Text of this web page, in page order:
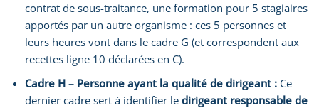
contrat de sous-traitance, une formation pour 5 stagiaires
apportés par un autre organisme : ces 5 personnes et
leurs heures vont dans le cadre G (et correspondent aux
recettes ligne 10 déclarées en C).
Cadre H – Personne ayant la qualité de dirigeant : Ce
dernier cadre sert à identifier le dirigeant responsable de